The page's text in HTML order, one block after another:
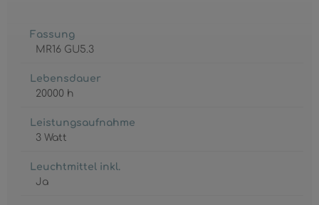
Fassung
MR16 GU5.3
Lebensdauer
20000 h
Leistungsaufnahme
3 Watt
Leuchtmittel inkl.
Ja